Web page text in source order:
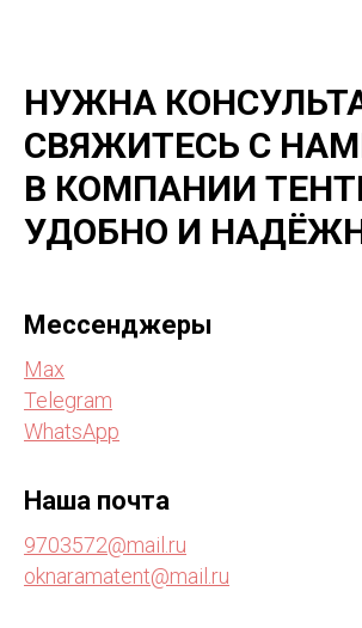
НУЖНА
СВЯЖИТЕСЬ С
В КОМПАНИИ
УДОБНО И
Мессенджеры
Max
Telegram
WhatsApp
Наша почта
9703572@mail.ru
oknaramatent@mail.ru